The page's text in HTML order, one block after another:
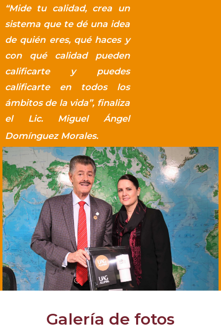
“Mide tu calidad, crea un
sistema que te dé una idea
de quién eres, qué haces y
con qué calidad pueden
calificarte y puedes
calificarte en todos los
ámbitos de la vida”, finaliza
el Lic. Miguel Ángel
Domínguez Morales.
Galería de fotos